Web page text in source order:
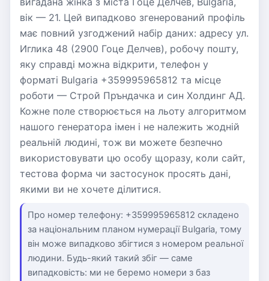
вік — 21. Цей випадково згенерований профіль
має повний узгоджений набір даних: адресу ул.
Иглика 48 (2900 Гоце Делчев), робочу пошту,
яку справді можна відкрити, телефон у
форматі Bulgaria +359995965812 та місце
роботи — Строй Пръндачка и син Холдинг АД.
Кожне поле створюється на льоту алгоритмом
нашого генератора імен і не належить жодній
реальній людині, тож ви можете безпечно
використовувати цю особу щоразу, коли сайт,
тестова форма чи застосунок просять дані,
якими ви не хочете ділитися.
Про номер телефону: +359995965812 складено
за національним планом нумерації Bulgaria, тому
він може випадково збігтися з номером реальної
людини. Будь-який такий збіг — саме
випадковість: ми не беремо номери з баз